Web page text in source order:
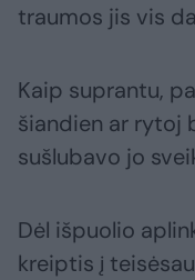
traumos jis vis
Kaip suprantu,
šiandien ar rytoj
sušlubavo jo
Dėl išpuolio
kreiptis į